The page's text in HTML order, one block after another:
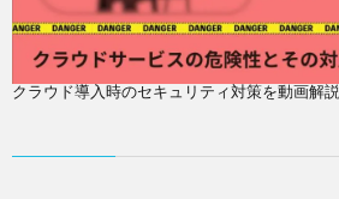
クラウド導入時のセキュリティ対策を動画解説